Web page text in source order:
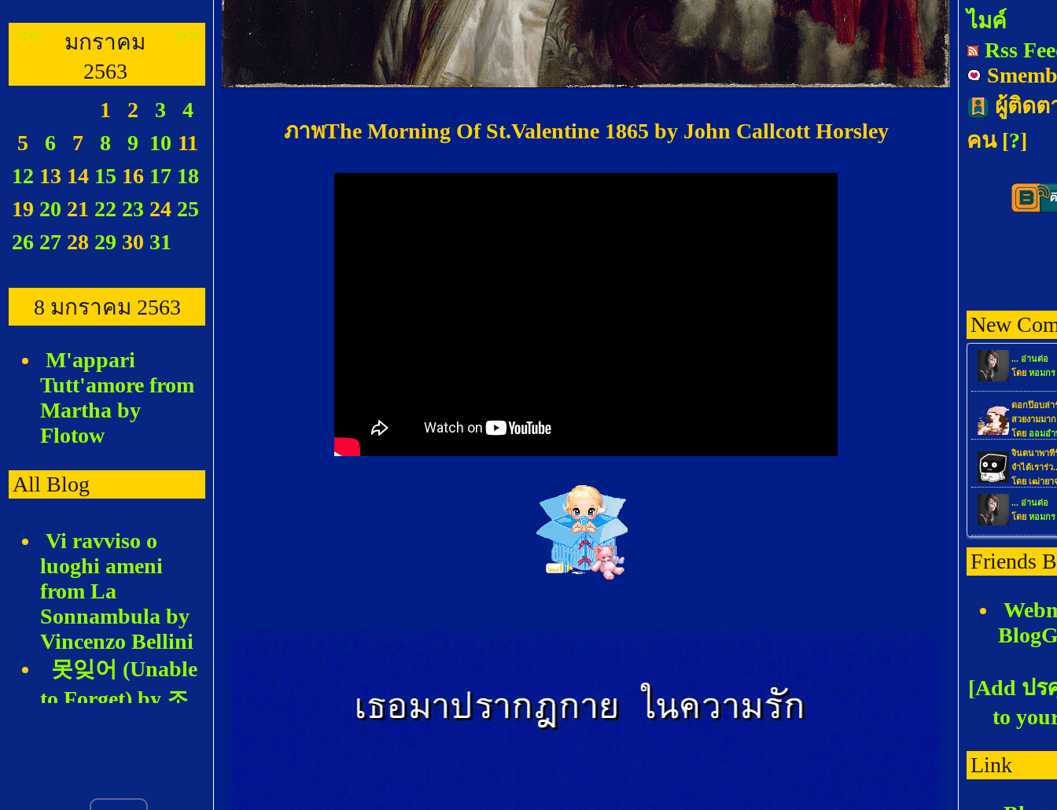
<<
มกราคม
2563
>>
1 2 3
4
5
6 7 8 9 10 11
12 13 14 15 16 17 18
19 20 21 22 23 24 25
26 27 28 29 30 31
8 มกราคม 2563
M'appari
Tutt'amore from
Martha by
Flotow
All Blog
Vi ravviso o
luoghi ameni
from La
Sonnambula by
Vincenzo Bellini
못잊어 (Unable
to Forget) by 조
ภาพThe Morning Of St.Valentine 1865 by John Callcott Horsley
ไมค์
Rss
ผู้ติดต
คน [?]
New
Friends
[Add ปร
to
Link